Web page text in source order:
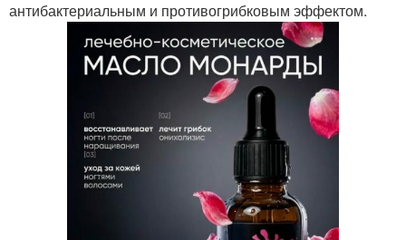
антибактериальным и противогрибковым эффектом.